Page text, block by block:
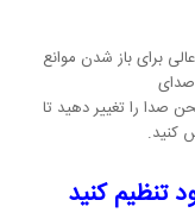
برای باز شدن موانع
صدای
صدا را تغییر دهید تا
کنید.